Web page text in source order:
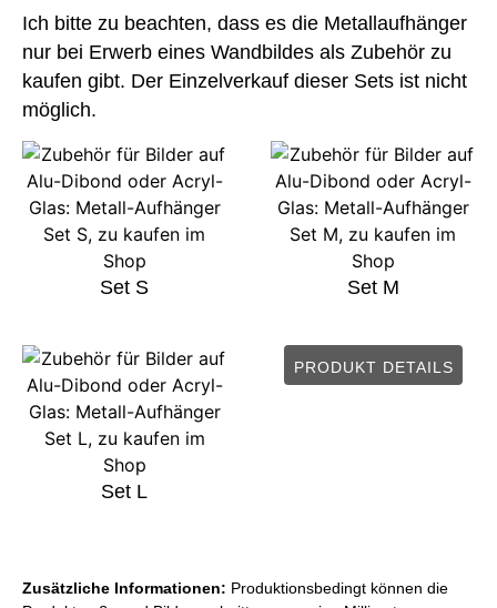
Ich bitte zu beachten, dass es die Metallaufhänger
nur bei Erwerb eines Wandbildes als Zubehör zu
kaufen gibt. Der Einzelverkauf dieser Sets ist nicht
möglich.
Set S Set M
Set L
PRODUKT DETAILS
Zusätzliche Informationen: Produktionsbedingt können die